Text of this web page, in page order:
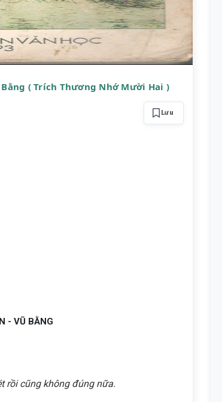
( Trích Thương Nhớ Mười Hai )
Lưu
- VŨ BẰNG
rồi cũng không đúng nữa.